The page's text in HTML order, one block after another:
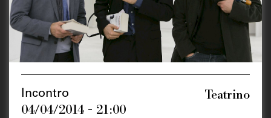
Incontro
04/04/2014 - 21:00
Teatrino